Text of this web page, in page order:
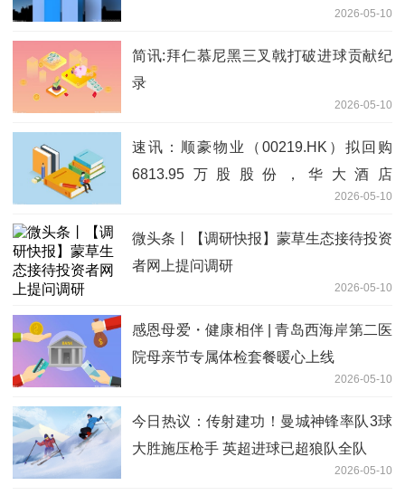
2026-05-10
简讯:拜仁慕尼黑三叉戟打破进球贡献纪
录
2026-05-10
速讯：顺豪物业（00219.HK）拟回购
6813.95万股股份，华大酒店
2026-05-10
微头条丨【调研快报】蒙草生态接待投资
者网上提问调研
2026-05-10
感恩母爱・健康相伴 | 青岛西海岸第二医
院母亲节专属体检套餐暖心上线
2026-05-10
今日热议：传射建功！曼城神锋率队3球
大胜施压枪手 英超进球已超狼队全队
2026-05-10